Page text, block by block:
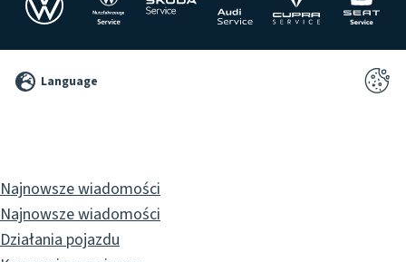
2026 Language
Najnowsze wiadomości
Najnowsze wiadomości
Działania pojazdu